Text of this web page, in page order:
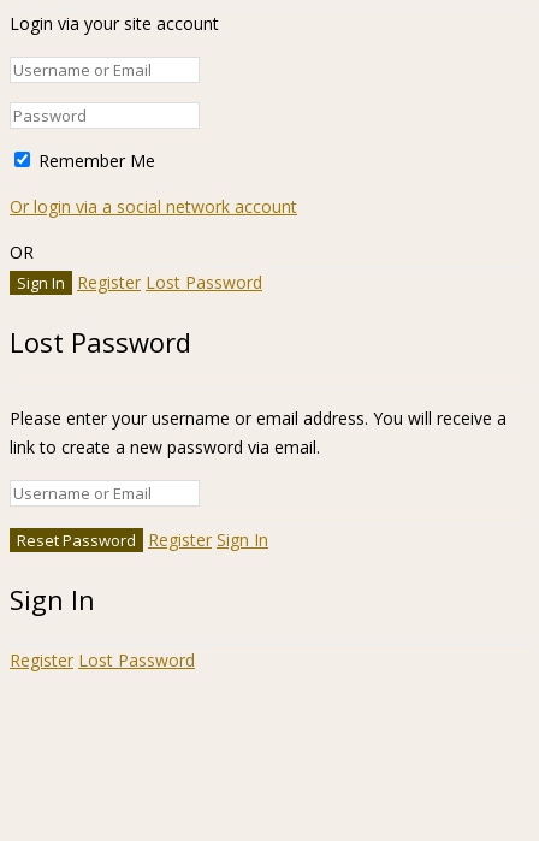
Login via your site account
Remember Me
Or login via a social network account
OR
Register Lost Password
Lost Password
Please enter your username or email address. You will receive a
link to create a new password via email.
Register Sign In
Sign In
Register Lost Password